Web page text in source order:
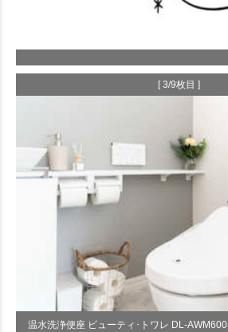
[ 3/9枚目 ]
温水洗浄便座 ビューティ･トワレ DL-AWM600